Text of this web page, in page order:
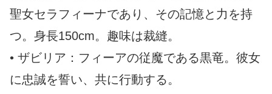
聖女セラフィーナであり、その記憶と力を持
つ。身長150cm。趣味は裁縫。
• ザビリア：フィーアの従魔である黒竜。彼女
に忠誠を誓い、共に行動する。